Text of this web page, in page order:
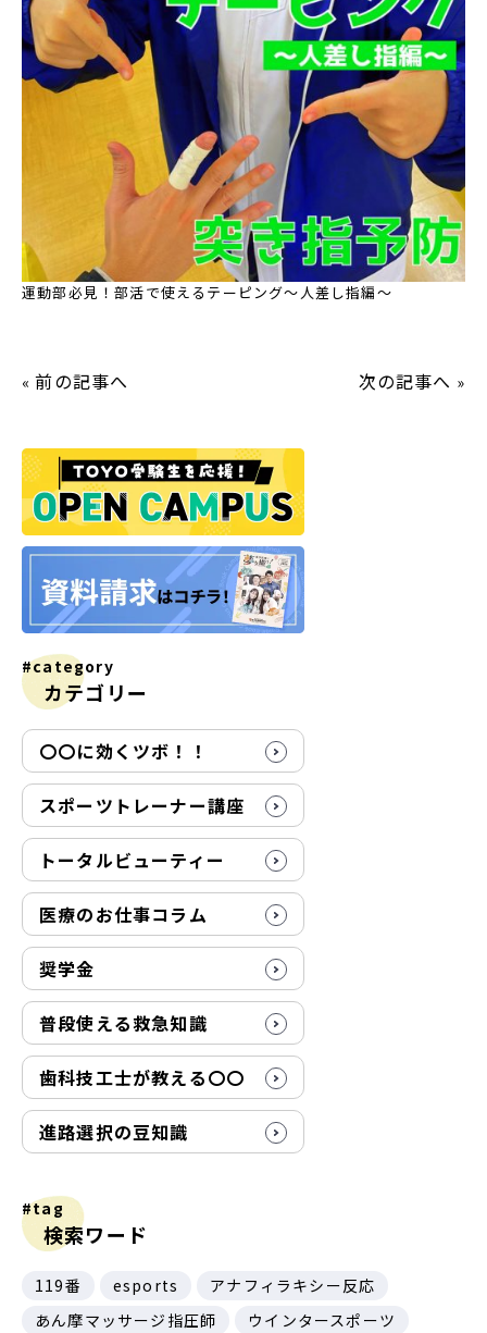
運動部必見！部活で使えるテーピング～人差し指編～
«前の記事へ 次の記事へ »
#category
カテゴリー
〇〇に効くツボ！！
スポーツトレーナー講座
トータルビューティー
医療のお仕事コラム
奨学金
普段使える救急知識
歯科技工士が教える〇〇
進路選択の豆知識
#tag
検索ワード
119番 esports
アナフィラキシー反応
あん摩マッサージ指圧師
ウインタースポーツ